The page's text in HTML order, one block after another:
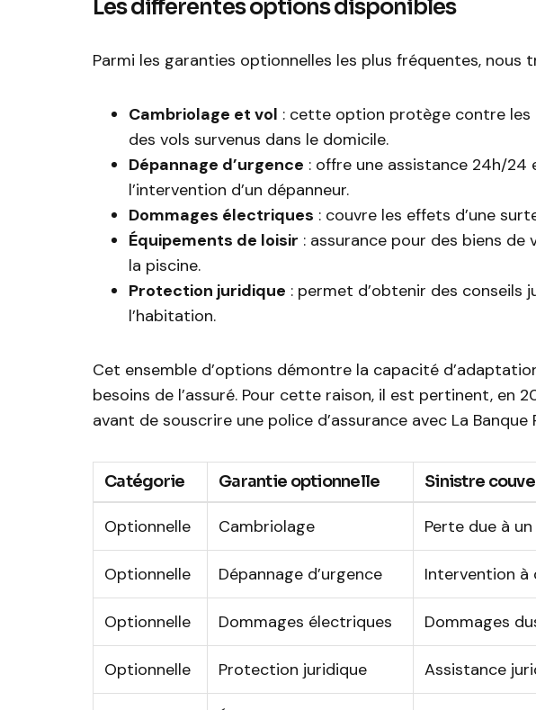
Les différentes options disponibles
Parmi les garanties optionnelles les plus fréquentes, nous
Cambriolage et vol : cette option protège contre les
des vols survenus dans le domicile.
Dépannage d’urgence : offre une assistance 24h/24
l’intervention d’un dépanneur.
Dommages électriques : couvre les effets d’une
Équipements de loisir : assurance pour des biens
la piscine.
Protection juridique : permet d’obtenir des conseils
l’habitation.
Cet ensemble d’options démontre la capacité
besoins de l’assuré. Pour cette raison, il est pertinent, en
avant de souscrire une police d’assurance avec La
Catégorie Garantie optionnelle Sinistre
Optionnelle Cambriolage Perte due à
Optionnelle Dépannage d’urgence Intervention à
Optionnelle Dommages électriques Dommages
Optionnelle Protection juridique Assistance